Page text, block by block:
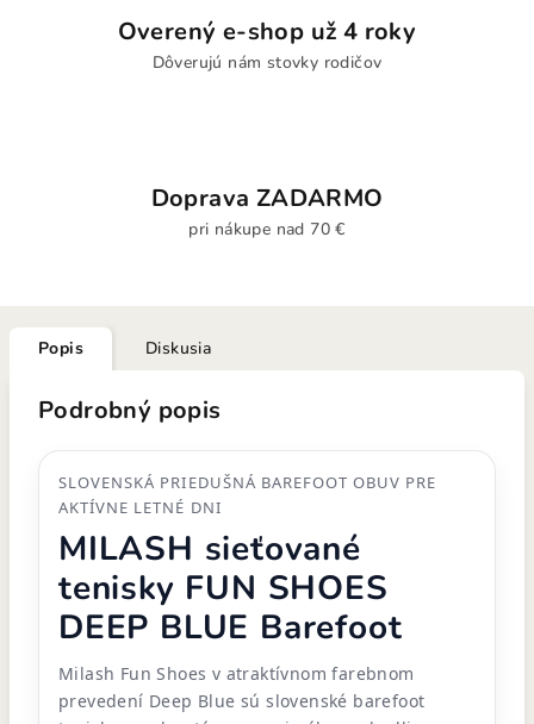
Overený e-shop už 4 roky
Dôverujú nám stovky rodičov
Doprava ZADARMO
pri nákupe nad 70 €
Popis Diskusia
Podrobný popis
SLOVENSKÁ PRIEDUŠNÁ BAREFOOT OBUV PRE
AKTÍVNE LETNÉ DNI
MILASH sieťované
tenisky FUN SHOES
DEEP BLUE Barefoot
Milash Fun Shoes v atraktívnom farebnom
prevedení Deep Blue sú slovenské barefoot